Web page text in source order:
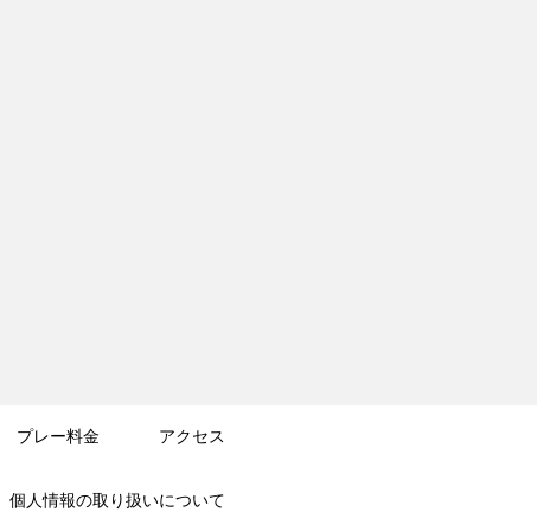
プレー料金 アクセス
個人情報の取り扱いについて